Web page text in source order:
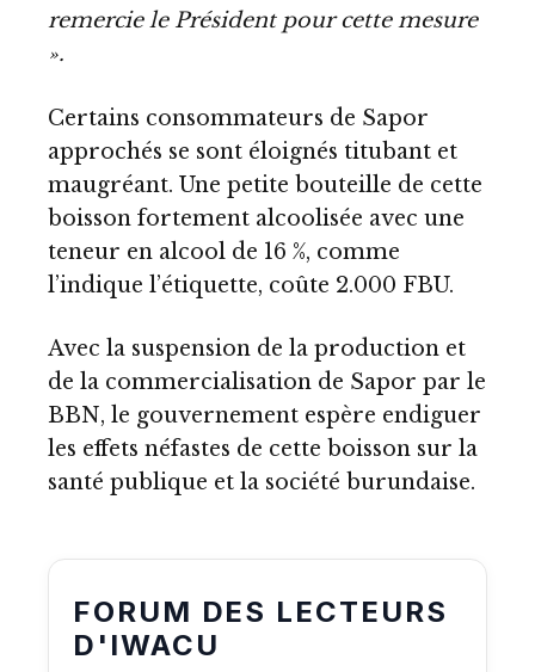
remercie le Président pour cette mesure
».
Certains consommateurs de Sapor
approchés se sont éloignés titubant et
maugréant. Une petite bouteille de cette
boisson fortement alcoolisée avec une
teneur en alcool de 16 %, comme
l’indique l’étiquette, coûte 2.000 FBU.
Avec la suspension de la production et
de la commercialisation de Sapor par le
BBN, le gouvernement espère endiguer
les effets néfastes de cette boisson sur la
santé publique et la société burundaise.
FORUM DES LECTEURS
D'IWACU